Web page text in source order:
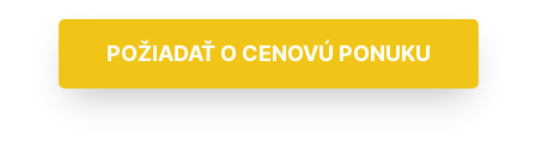
POŽIADAŤ O CENOVÚ PONUKU